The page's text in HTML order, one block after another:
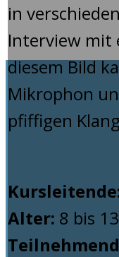
in
Interview mit
diesem Bild
Mikrophon
pfiffigen
Alter: 8 bis